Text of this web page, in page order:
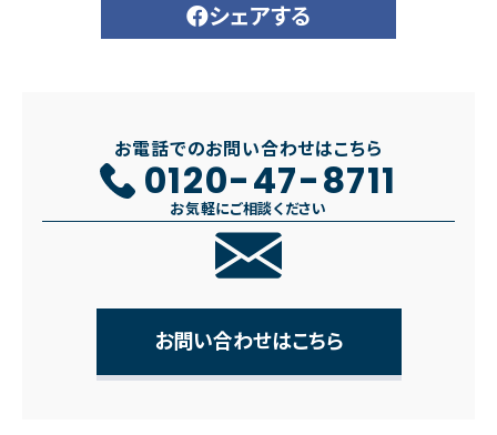
シェアする
お電話でのお問い合わせはこちら
0120-47-8711
お気軽にご相談ください
お問い合わせはこちら